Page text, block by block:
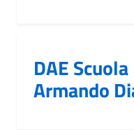
DAE
Armando